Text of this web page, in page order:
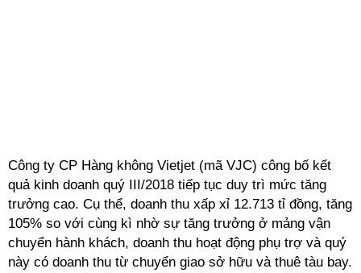
Công ty CP Hàng không Vietjet (mã VJC) công bố kết
quả kinh doanh quý III/2018 tiếp tục duy trì mức tăng
trưởng cao. Cụ thể, doanh thu xấp xỉ 12.713 tỉ đồng, tăng
105% so với cùng kì nhờ sự tăng trưởng ở mảng vận
chuyển hành khách, doanh thu hoạt động phụ trợ và quý
này có doanh thu từ chuyển giao sở hữu và thuê tàu bay.